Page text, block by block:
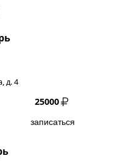
д. 4
25000
записаться